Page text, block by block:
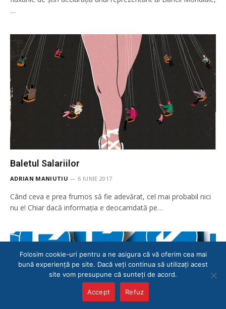
…
Baletul Salariilor
ADRIAN MANIUTIU 6 IUNIE 2017
Când ceva e prea frumos să fie adevărat, cel mai probabil nici
nu e! Chiar dacă informația e deocamdată pe…
Folosim cookie-uri pentru a ne asigura că vă oferim cea mai
bună experiență pe site. Dacă veți continua să utilizați acest
site vom presupune că sunteți de acord.
Accept Refuz